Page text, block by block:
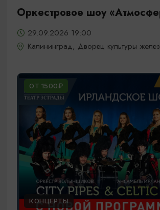
Оркестровое шоу
29.09.2026 19:00
Калининград, Дворец культуры
ОТ 1500₽
КОНЦЕРТЫ